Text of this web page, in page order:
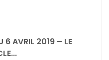
6 AVRIL 2019 – LE